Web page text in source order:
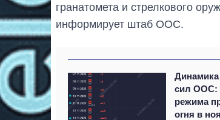
гранатомета и стрелкового
информирует штаб ООС.
сил ООС:
режима
огня в